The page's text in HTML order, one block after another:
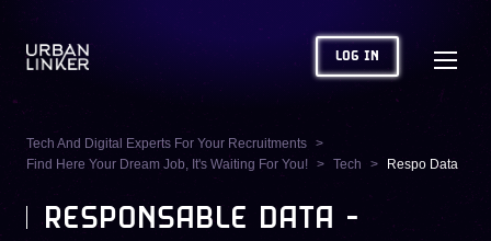
LOG IN
Tech And Digital Experts For Your Recruitments
Find Here Your Dream Job, It's Waiting For You!
Tech Respo Data
RESPONSABLE DATA -